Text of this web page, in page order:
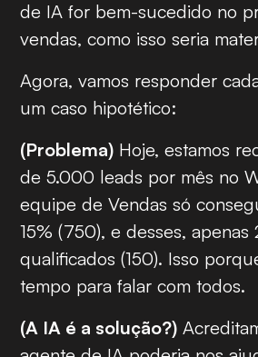
de IA for bem-sucedido no
vendas, como isso seria
Agora, vamos responder
um caso hipotético:
(Problema) Hoje, estamos
de 5.000 leads por mês no
equipe de Vendas só
15% (750), e desses, apenas
qualificados (150). Isso
tempo para falar com todos.
(A IA é a solução?)